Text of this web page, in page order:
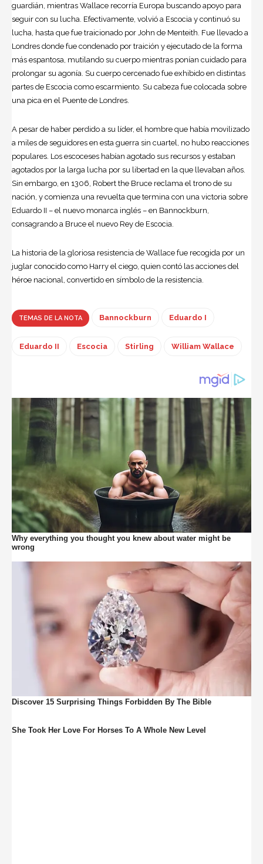
guardián, mientras Wallace recorría Europa buscando apoyo para
seguir con su lucha. Efectivamente, volvió a Escocia y continuó su
lucha, hasta que fue traicionado por John de Menteith. Fue llevado a
Londres donde fue condenado por traición y ejecutado de la forma
más espantosa, mutilando su cuerpo mientras ponían cuidado para
prolongar su agonía. Su cuerpo cercenado fue exhibido en distintas
partes de Escocia como escarmiento. Su cabeza fue colocada sobre
una pica en el Puente de Londres.
A pesar de haber perdido a su líder, el hombre que había movilizado
a miles de seguidores en esta guerra sin cuartel, no hubo reacciones
populares. Los escoceses habían agotado sus recursos y estaban
agotados por la larga lucha por su libertad en la que llevaban años.
Sin embargo, en 1306, Robert the Bruce reclama el trono de su
nación, y comienza una revuelta que termina con una victoria sobre
Eduardo II – el nuevo monarca inglés – en Bannockburn
consagrando a Bruce el nuevo Rey de Escocia.
La historia de la gloriosa resistencia de Wallace fue recogida por un
juglar conocido como Harry el ciego, quien contó las acciones del
héroe nacional, convertido en símbolo de la resistencia.
TEMAS DE LA NOTA Bannockburn Eduardo I
Eduardo II Escocia Stirling William Wallace